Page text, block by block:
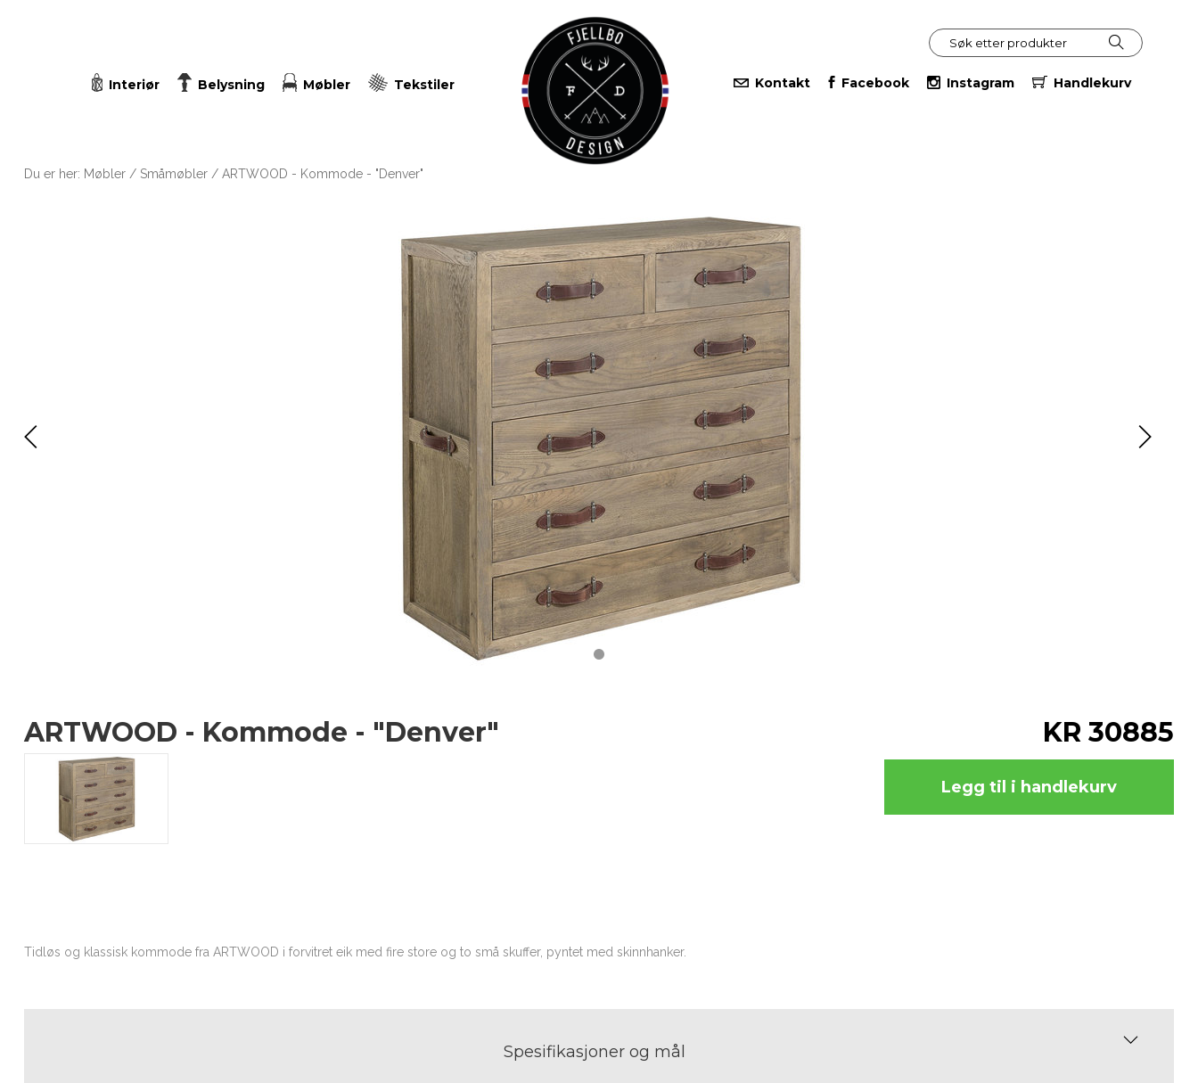
Interiør Belysning Møbler Tekstiler Kontakt Facebook Instagram Handlekurv
Du er her: Møbler/ Småmøbler/ ARTWOOD - Kommode - "Denver"
ARTWOOD - Kommode - "Denver" KR 30885
Tidløs og klassisk kommode fra ARTWOOD i forvitret eik med fire store og to små skuffer, pyntet med skinnhanker.
Spesifikasjoner og mål